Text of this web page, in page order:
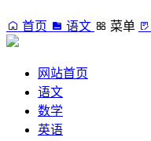
首页
语文 菜单
网站首页
语文
数学
英语